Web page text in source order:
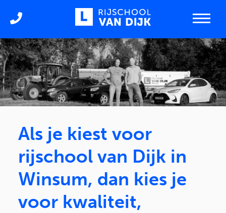
Als je kiest voor
rijschool van Dijk in
Winsum, dan kies je
voor kwaliteit,